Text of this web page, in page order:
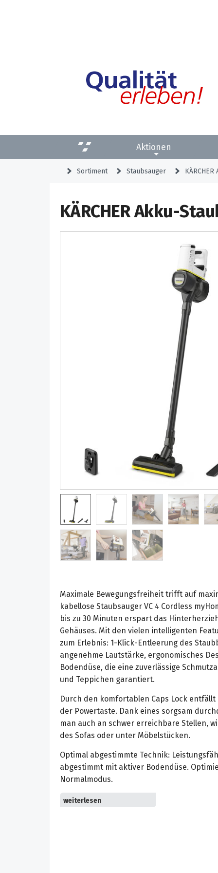
Aktionen
Sortiment Staubsauger
KÄRCHER Akku-
Maximale Bewegungsfreiheit trifft auf
kabellose Staubsauger VC 4 Cordless
bis zu 30 Minuten erspart das
Gehäuses. Mit den vielen intelligenten
zum Erlebnis: 1-Klick-Entleerung des
angenehme Lautstärke, ergonomisches
Bodendüse, die eine zuverlässige
und Teppichen garantiert.
Durch den komfortablen Caps Lock
der Powertaste. Dank eines sorgsam
man auch an schwer erreichbare Stellen,
des Sofas oder unter Möbelstücken.
Optimal abgestimmte Technik:
abgestimmt mit aktiver Bodendüse.
Normalmodus.
2-stufige Leistungsregulierung:
kleiner Wohnungen. Optionaler Boost-